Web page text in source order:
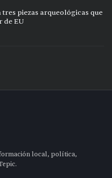
piezas arqueológicas que
de EU
local, política,